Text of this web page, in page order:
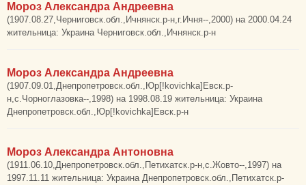
Мороз Александра Андреевна
(1907.08.27,Черниговск.обл.,Ичнянск.р-н,г.Ичня--,2000) на 2000.04.24
жительница: Украина Черниговск.обл.,Ичнянск.р-н
Мороз Александра Андреевна
(1907.09.01,Днепропетровск.обл.,Юр[!kovichka]Евск.р-
н,с.Чорноглазовка--,1998) на 1998.08.19 жительница: Украина
Днепропетровск.обл.,Юр[!kovichka]Евск.р-н
Мороз Александра Антоновна
(1911.06.10,Днепропетровск.обл.,Петихатск.р-н,с.Жовто--,1997) на
1997.11.11 жительница: Украина Днепропетровск.обл.,Петихатск.р-